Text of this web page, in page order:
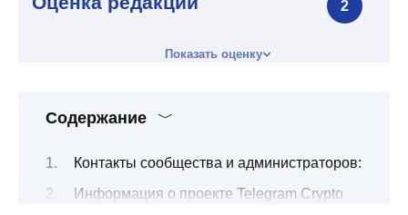
2
Показать оценку
Содержание
Контакты сообщества и администраторов:
Информация о проекте Telegram Crypto